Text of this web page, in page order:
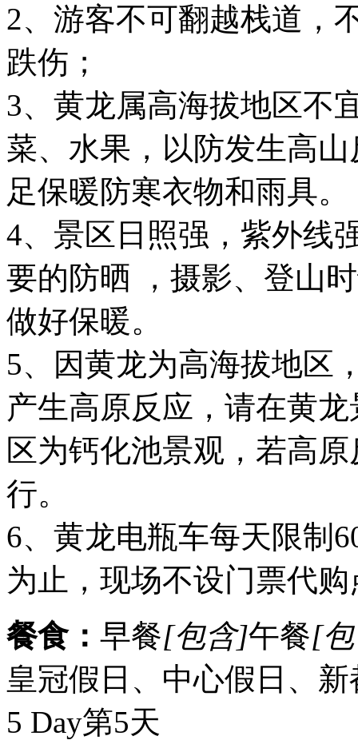
2、游客不可翻越栈道，
跌伤；
3、黄龙属高海拔地区不
菜、水果，以防发生高
足保暖防寒衣物和雨具。
4、景区日照强，紫外线
要的防晒 ，摄影、登山
做好保暖。
5、因黄龙为高海拔地区
产生高原反应，请在黄
区为钙化池景观，若高
行。
6、黄龙电瓶车每天限制
为止，现场不设门票代购
餐食： 早餐[包含]午餐[
皇冠假日、中心假日、
5 Day第5天